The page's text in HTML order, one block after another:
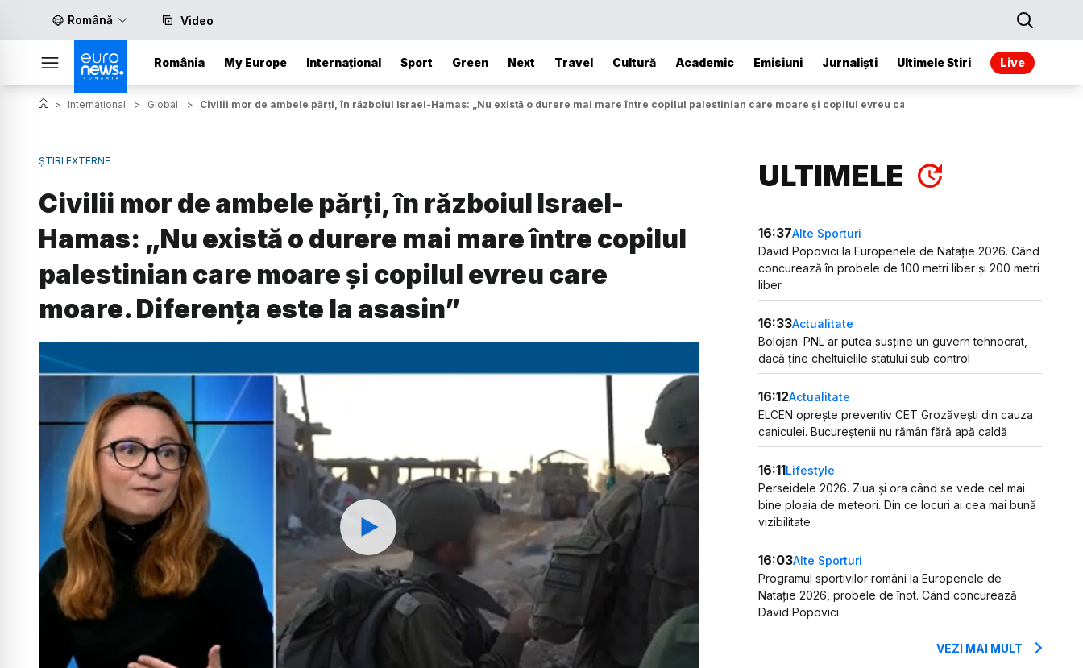
Română Video
România My Europe Internațional Sport Green Next Travel Cultură Academic Emisiuni Jurnaliști Ultimele Stiri Live
> Internațional > Global > Civilii mor de ambele părți, în războiul Israel-Hamas: „Nu există o durere mai mare între copilul palestinian care moare și copilul evreu care moare. Diferența este la
ȘTIRI EXTERNE
Civilii mor de ambele părți, în războiul Israel-
Hamas: „Nu există o durere mai mare între copilul
palestinian care moare și copilul evreu care
moare. Diferența este la asasin”
Watch
ULTIMELE
16:37Alte Sporturi
David Popovici la Europenele de Natație 2026. Când
concurează în probele de 100 metri liber și 200 metri
liber
16:33Actualitate
Bolojan: PNL ar putea susține un guvern tehnocrat,
dacă ține cheltuielile statului sub control
16:12Actualitate
ELCEN oprește preventiv CET Grozăvești din cauza
caniculei. Bucureștenii nu rămân fără apă caldă
16:11Lifestyle
Perseidele 2026. Ziua și ora când se vede cel mai
bine ploaia de meteori. Din ce locuri ai cea mai bună
vizibilitate
16:03Alte Sporturi
Programul sportivilor români la Europenele de
Natație 2026, probele de înot. Când concurează
David Popovici
VEZI MAI MULT